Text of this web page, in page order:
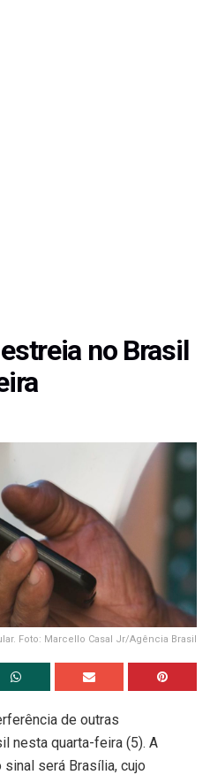
no Brasil
Foto: Marcello Casal Jr/Agência Brasil
de outras
nesta quarta-feira (5). A
será Brasília, cujo